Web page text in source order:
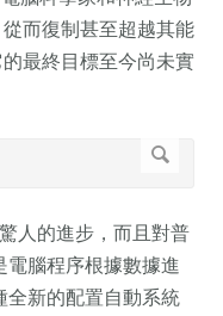
而復制甚至超越其能
最終目標至今尚未實
人的進步，而且對普
腦程序根據數據進
全新的配置自動系統